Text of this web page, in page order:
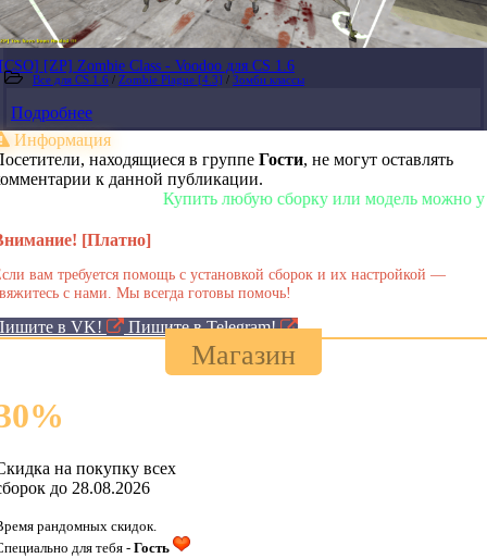
[CSO] [ZP] Zombie Class - Voodoo для CS 1.6
Все для CS 1.6 / Zombie Plague [4.3] / Зомби классы
Подробнее
Информация
находящиеся в группе Гости, не могут оставлять
к данной публикации.
Купить любую сборку или модель можно у нас
[Платно]
вам требуется помощь с установкой сборок и их настройкой —
с нами. Мы всегда готовы помочь!
в VK! Пишите в Telegram!
Магазин
%
на покупку всех
до 28.08.2026
рандомных скидок.
для тебя - Гость